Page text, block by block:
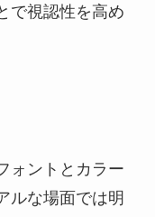
で視認性を高め
ォントとカラー
ルな場面では明